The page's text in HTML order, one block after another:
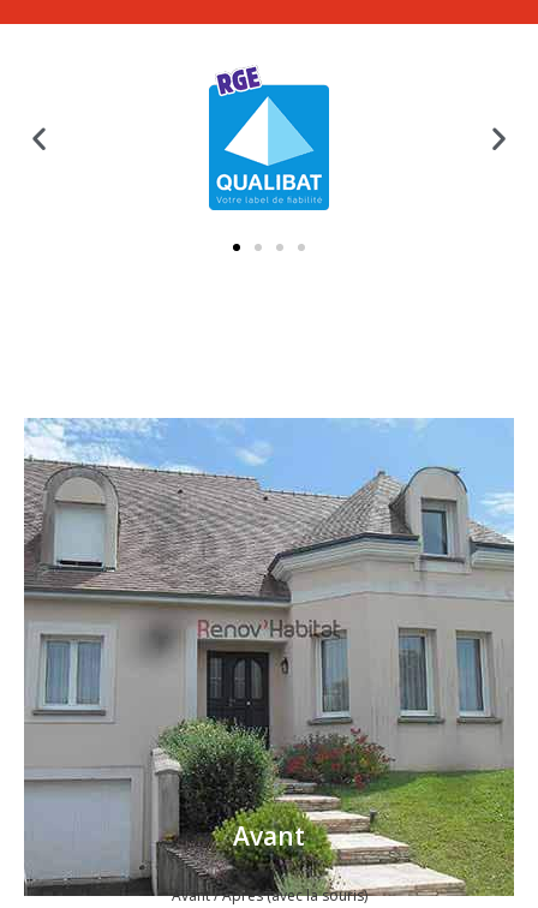
Avant
Après
Avant / Après (avec la souris)